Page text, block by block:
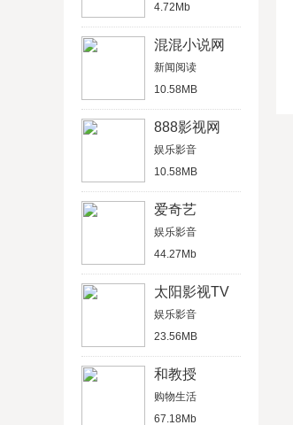
4.72Mb
混混小说网
新闻阅读
10.58MB
888影视网
娱乐影音
10.58MB
爱奇艺
娱乐影音
44.27Mb
太阳影视TV
娱乐影音
23.56MB
和教授
购物生活
67.18Mb